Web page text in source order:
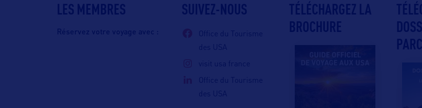
LES MEMBRES
Réservez votre voyage avec :
SUIVEZ-NOUS
Office du Tourisme
des USA
visit usa france
Office du Tourisme
des USA
TÉLÉCHARGEZ LA
BROCHURE